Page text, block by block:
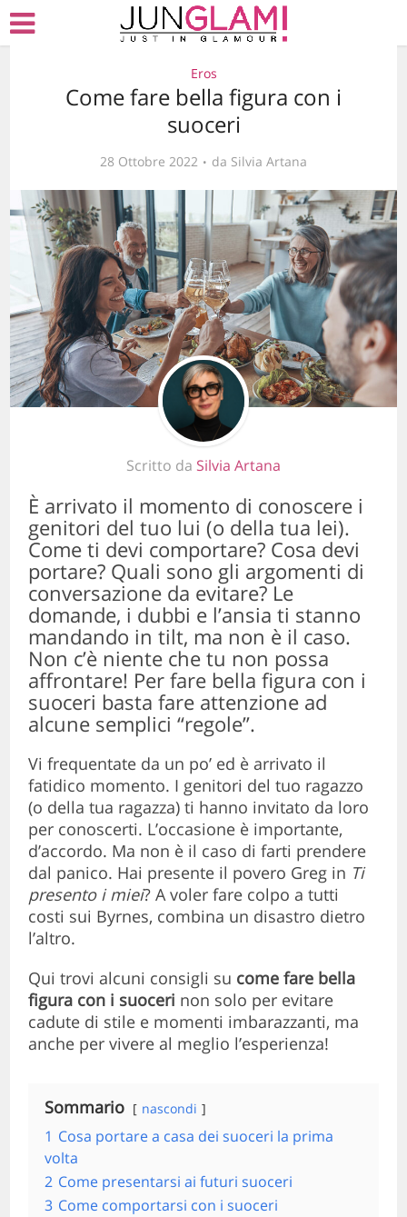
Eros
Come fare bella figura con i
suoceri
28 Ottobre 2022 da Silvia Artana
Scritto da Silvia Artana
È arrivato il momento di conoscere i
genitori del tuo lui (o della tua lei).
Come ti devi comportare? Cosa devi
portare? Quali sono gli argomenti di
conversazione da evitare? Le
domande, i dubbi e l’ansia ti stanno
mandando in tilt, ma non è il caso.
Non c’è niente che tu non possa
affrontare! Per fare bella figura con i
suoceri basta fare attenzione ad
alcune semplici “regole”.
Vi frequentate da un po’ ed è arrivato il
fatidico momento. I genitori del tuo ragazzo
(o della tua ragazza) ti hanno invitato da loro
per conoscerti. L’occasione è importante,
d’accordo. Ma non è il caso di farti prendere
dal panico. Hai presente il povero Greg in Ti
presento i miei? A voler fare colpo a tutti
costi sui Byrnes, combina un disastro dietro
l’altro.
Qui trovi alcuni consigli su come fare bella
figura con i suoceri non solo per evitare
cadute di stile e momenti imbarazzanti, ma
anche per vivere al meglio l’esperienza!
Sommario nascondi
1 Cosa portare a casa dei suoceri la prima
volta
2 Come presentarsi ai futuri suoceri
3 Come comportarsi con i suoceri